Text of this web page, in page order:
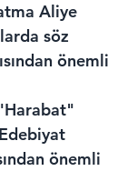
Aliye
söz
önemli
önemli